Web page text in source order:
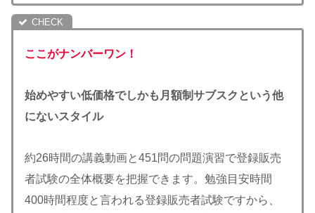
ここがナンバーワン！
始めやすい低価格でしかも月額制サブスクという他
にないスタイル
約26時間の講義動画と451問の問題演習で登録販売
者試験の全体概要を把握できます。勉強目安時間
400時間程度と言われる登録販売者試験ですから、